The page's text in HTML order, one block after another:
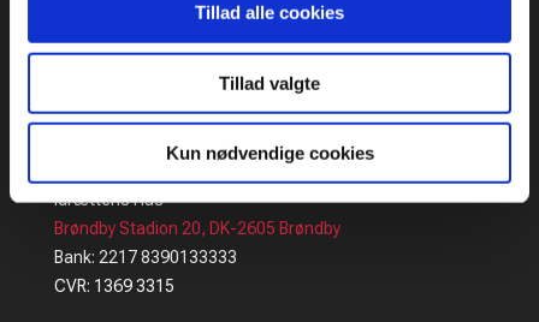
Tillad alle cookies
Tillad valgte
Kun nødvendige cookies
Idrættens Hus
Brøndby Stadion 20, DK-2605 Brøndby
Bank: 2217 8390133333
CVR: 1369 3315